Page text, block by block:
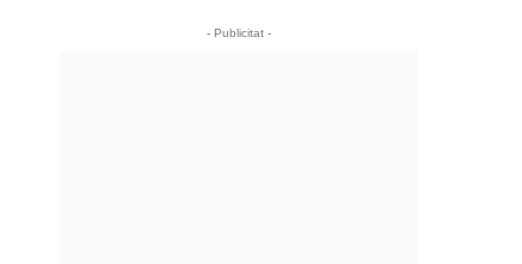
- Publicitat -